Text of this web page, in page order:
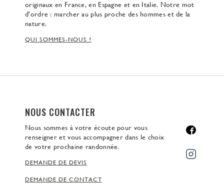
originaux en France, en Espagne et en Italie. Notre mot
d’ordre : marcher au plus proche des hommes et de la
nature.
QUI SOMMES-NOUS ?
NOUS CONTACTER
Nous sommes à votre écoute pour vous
renseigner et vous accompagner dans le choix
de votre prochaine randonnée.
DEMANDE DE DEVIS
DEMANDE DE CONTACT